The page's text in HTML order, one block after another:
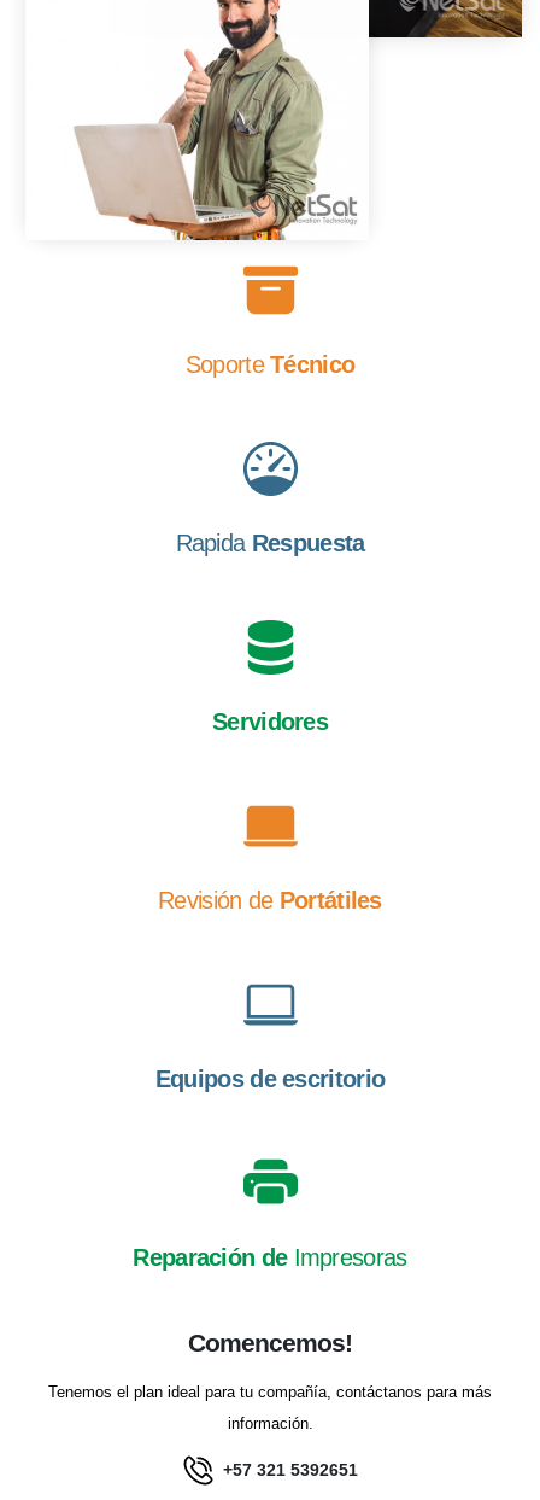
SoporteTécnico
Rapida Respuesta
Servidores
Revisión de Portátiles
Equipos de escritorio
Reparación de Impresoras
Comencemos!
Tenemos el plan ideal para tu compañía, contáctanos para más
información.
+57 321 5392651